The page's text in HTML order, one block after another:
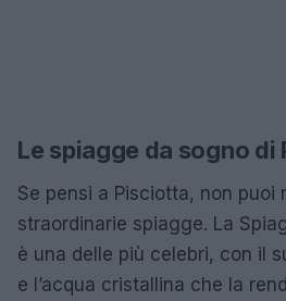
Le spiagge da sogno di
Se pensi a Pisciotta, non puoi
straordinarie spiagge. La
è una delle più celebri, con il
e l’acqua cristallina che la